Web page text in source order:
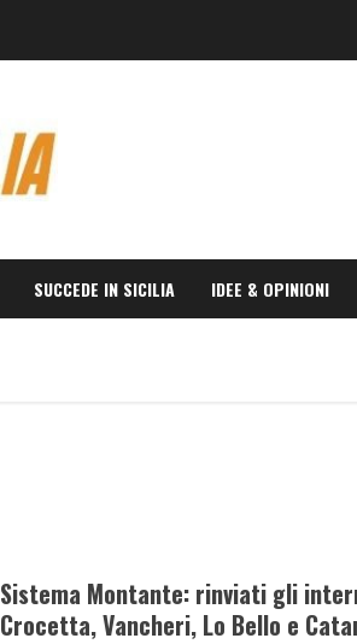
SUCCEDE IN SICILIA IDEE & OPINIONI
Sistema Montante: rinviati gli
Crocetta, Vancheri, Lo Bello e